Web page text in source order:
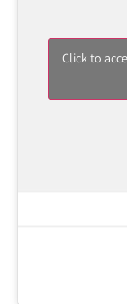
Click to